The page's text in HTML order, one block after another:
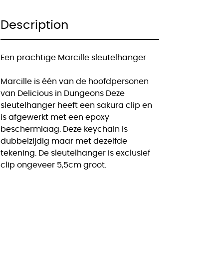
Description
Een prachtige Marcille sleutelhanger
Marcille is één van de hoofdpersonen
van Delicious in Dungeons Deze
sleutelhanger heeft een sakura clip en
is afgewerkt met een epoxy
beschermlaag. Deze keychain is
dubbelzijdig maar met dezelfde
tekening. De sleutelhanger is exclusief
clip ongeveer 5,5cm groot.